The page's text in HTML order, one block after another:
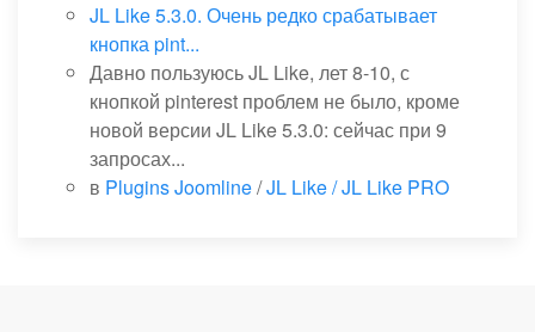
JL Like 5.3.0. Очень редко срабатывает
кнопка pint...
Давно пользуюсь JL Like, лет 8-10, с
кнопкой pinterest проблем не было, кроме
новой версии JL Like 5.3.0: сейчас при 9
запросах...
в Plugins Joomline/JL Like / JL Like PRO